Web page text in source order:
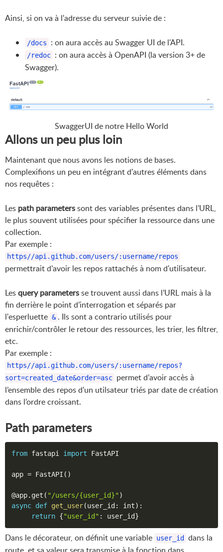
Ainsi, si on va à l'adresse du serveur suivie de :
/docs : on aura accès au Swagger UI de l'API.
/redoc : on aura accès à OpenAPI (la version 3+ de
Swagger).
SwaggerUI de notre Hello World
Allons un peu plus loin
Maintenant que nous avons les notions de bases.
Complexifions un peu en intégrant d'autres éléments dans
nos requêtes :
Les path parameterssont des variables présentes dans l’URL,
le plus souvent utilisées pour spécifier la ressource dans une
collection.
Par exemple :
https//api.github.com/users/:username/repos
permettrait d’avoir les repos rattachés à nom d'utilisateur.
Lesquery parametersse trouvent aussi dans l’URL mais à la
fin derrière le point d’interrogation et séparés par
l'esperluette & . Ils sont a contrario utilisés pour
enrichir/contrôler le retour des ressources, les trier, les filtrer,
etc.
Par exemple :
https//api.github.com/users/:username/repos?
sort=created_date&order=asc permet d’avoir accès à
l’ensemble des repos d'un utilsateur triés par date de création
dans l’ordre croissant.
Path parameters
from fastapi import FastAPI
app = FastAPI ( )
@app. get ( "/users/{user_id}")
async def get_user(user_id : int) :
return {"user_id" : user_id}
Dans le décorateur, on définit une variable user_id dans la
route, et sa valeur sera transmise à la fonction dans